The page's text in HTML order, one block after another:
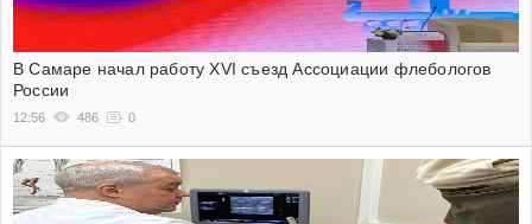
В Самаре начал работу XVI съезд Ассоциации флебологов
России
12:56 486 0